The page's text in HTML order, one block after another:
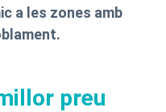
a les zones amb
preu